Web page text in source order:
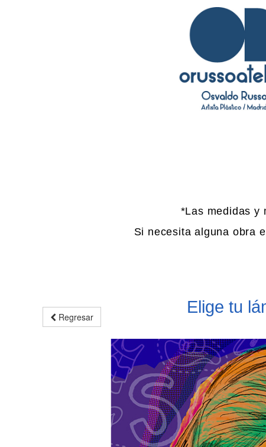
Regresar
*Las medidas y
Si necesita alguna obra
Elige tu